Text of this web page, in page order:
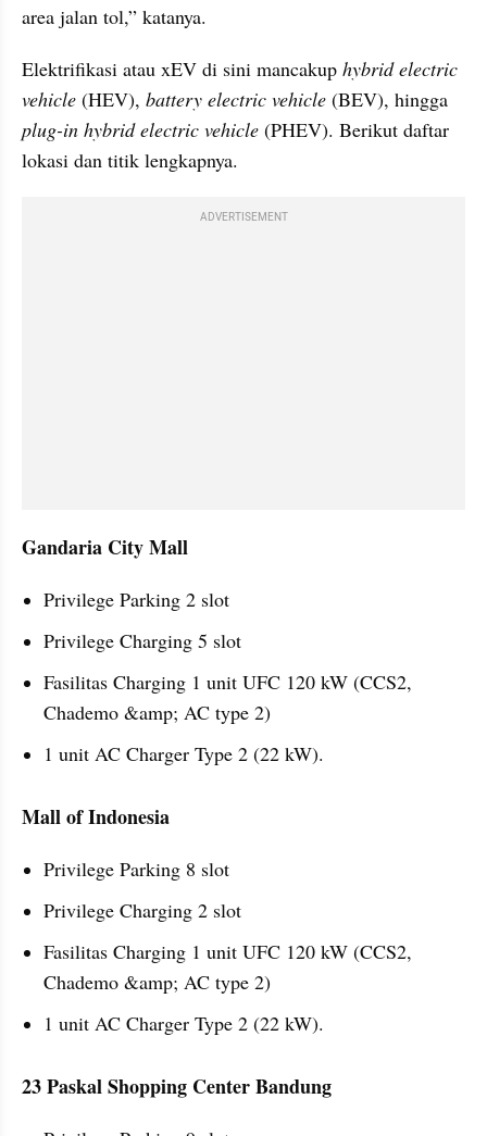
area jalan tol,” katanya.
Elektrifikasi atau xEV di sini mancakup hybrid electric
vehicle (HEV), battery electric vehicle
plug-in hybrid electric vehicle (PHEV). Berikut daftar
lokasi dan titik lengkapnya.
ADVERTISEMENT
Gandaria City Mall
Privilege Parking 2 slot
Privilege Charging 5 slot
Fasilitas Charging 1 unit UFC 120 kW (CCS2,
Chademo &amp; AC type 2)
1 unit AC Charger Type 2 (22 kW).
Mall of Indonesia
Privilege Parking 8 slot
Privilege Charging 2 slot
Fasilitas Charging 1 unit UFC 120 kW (CCS2,
Chademo &amp; AC type 2)
1 unit AC Charger Type 2 (22 kW).
23 Paskal Shopping Center Bandung